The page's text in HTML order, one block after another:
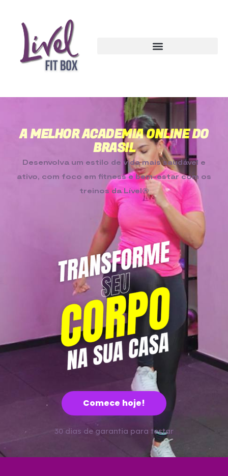
A MELHOR ACADEMIA ONLINE DO
BRASIL
Desenvolva um estilo de vida mais saudável e
ativo, com foco em fitness e bem-estarcom os
treinos da Lível®
Comece hoje!
30 dias de garantia para testar